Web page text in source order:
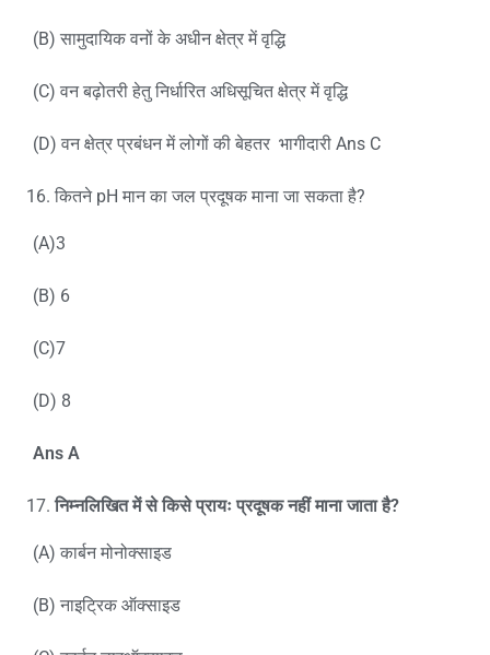
(B) सामुदायिक वनों के अधीन क्षेत्र में वृद्धि
(C) वन बढ़ोतरी हेतु निर्धारित अधिसूचित क्षेत्र में वृद्धि
(D) वन क्षेत्र प्रबंधन में लोगों की बेहतर भागीदारी Ans C
कितने pH मान का जल प्रदूषक माना जा सकता है?
(A)3
(B) 6
(C)7
(D) 8
Ans A
निम्नलिखित में से किसे प्रायः प्रदूषक नहीं माना जाता है?
(A) कार्बन मोनोक्साइड
(B) नाइट्रिक ऑक्साइड